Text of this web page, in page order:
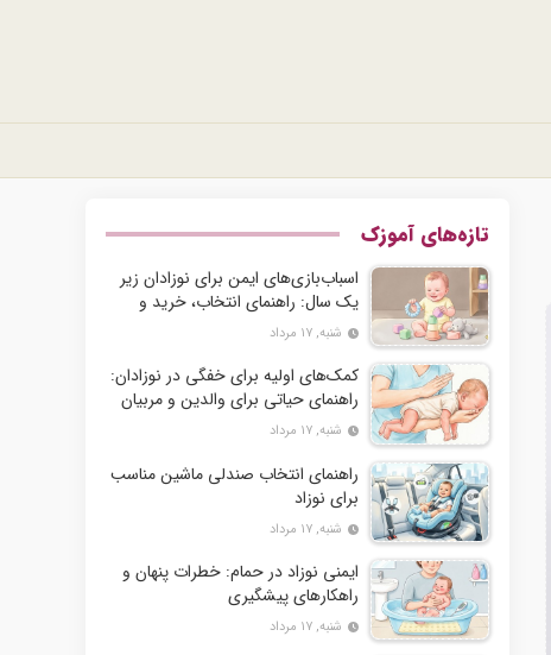
تازه‌های آموزک
اسباب‌بازی‌های ایمن برای نوزادان زیر
یک سال: راهنمای انتخاب، خرید و
نگهداری
شنبه, ۱۷ مرداد
کمک‌های اولیه برای خفگی در نوزادان:
راهنمای حیاتی برای والدین و مربیان
شنبه, ۱۷ مرداد
راهنمای انتخاب صندلی ماشین مناسب
برای نوزاد
شنبه, ۱۷ مرداد
ایمنی نوزاد در حمام: خطرات پنهان و
راهکارهای پیشگیری
شنبه, ۱۷ مرداد